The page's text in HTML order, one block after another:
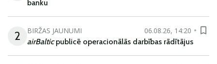
banku
2 BIRŽAS JAUNUMI
06.08.26, 14:20
airBalticpublicē operacionālās darbības rādītājus